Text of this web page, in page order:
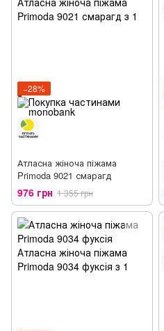
−28%
Атласна жіноча піжама
Primoda 9021 смарагд
976 грн 1 355 грн